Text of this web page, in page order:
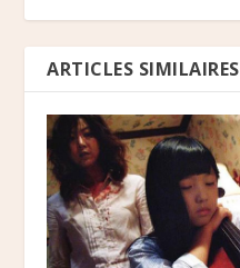
ARTICLES SIMILAIRES